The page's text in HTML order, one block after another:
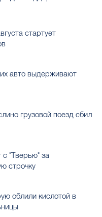
стартует
авто выдерживают
грузовой поезд сбил
"Тверью" за
строчку
облили кислотой в